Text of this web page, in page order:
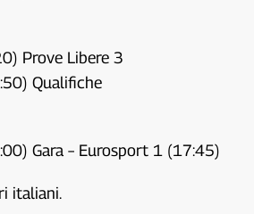
Prove Libere 3
Qualifiche
Gara – Eurosport 1 (17:45)
italiani.